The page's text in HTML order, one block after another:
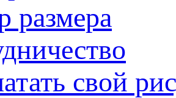
размера
свой